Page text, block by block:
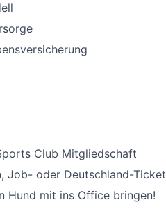
Club Mitgliedschaft
Job- oder Deutschland-Ticket
Hund mit ins Office bringen!